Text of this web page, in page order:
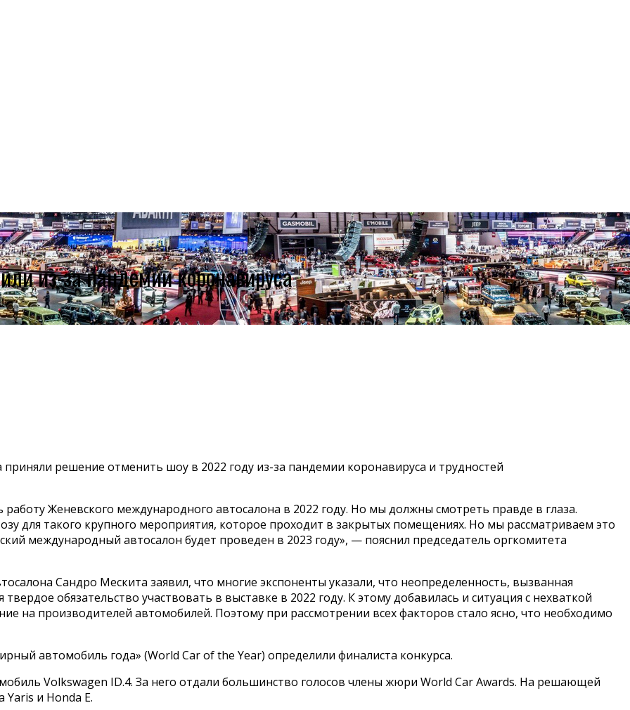
из-за пандемии коронавируса
решение отменить шоу в 2022 году из-за пандемии коронавируса и трудностей
Женевского международного автосалона в 2022 году. Но мы должны смотреть правде в глаза.
для такого крупного мероприятия, которое проходит в закрытых помещениях. Но мы рассматриваем это
международный автосалон будет проведен в 2023 году», — пояснил председатель оргкомитета
Сандро Мескита заявил, что многие экспоненты указали, что неопределенность, вызванная
обязательство участвовать в выставке в 2022 году. К этому добавилась и ситуация с нехваткой
на производителей автомобилей. Поэтому при рассмотрении всех факторов стало ясно, что необходимо
автомобиль года» (World Car of the Year) определили финалиста конкурса.
Volkswagen ID.4. За него отдали большинство голосов члены жюри World Car Awards. На решающей
и Honda E.